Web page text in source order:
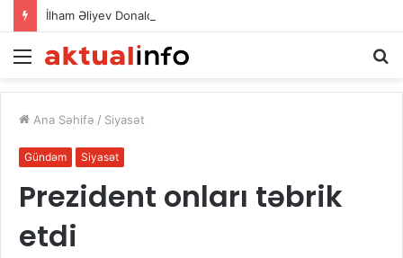
İlham Əliyev Donald Trampla danışdı
Menu
Ana Səhifə / Siyasət
Gündəm Siyasət
Prezident onları təbrik
etdi